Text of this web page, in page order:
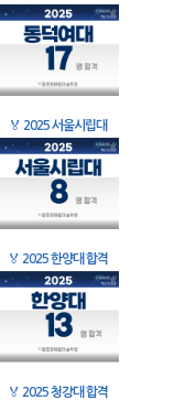
🏅 2025 서울시립대
🏅 2025 한양대 합격
🏅 2025 청강대 합격